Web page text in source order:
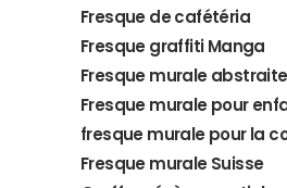
Fresque de cafétéria
Fresque graffiti Manga
Fresque murale abstraite
Fresque murale pour
fresque murale pour la
Fresque murale Suisse